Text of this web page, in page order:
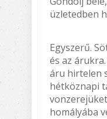
üzletedben
Egyszerű.
és az
áru hirtelen
hétköznapi
homályába